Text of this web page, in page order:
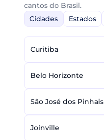
cantos do Brasil.
Cidades
Estados
Curitiba
Belo Horizonte
São José dos Pinhais
Joinville